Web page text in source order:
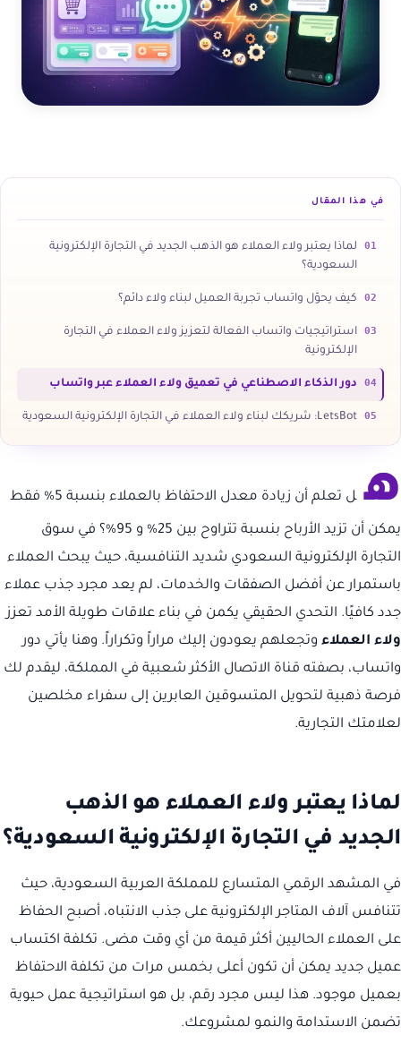
في هذا المقال
01
لماذا يعتبر ولاء العملاء هو الذهب الجديد في التجارة الإلكترونية
السعودية؟
02 كيف يحوّل واتساب تجربة العميل لبناء ولاء دائم؟
03
استراتيجيات واتساب الفعالة لتعزيز ولاء العملاء في التجارة
الإلكترونية
04 دور الذكاء الاصطناعي في تعميق ولاء العملاء عبر واتساب
05 LetsBot: شريكك لبناء ولاء العملاء في التجارة الإلكترونية السعودية
ه ل تعلم أن زيادة معدل الاحتفاظ بالعملاء بنسبة 5% فقط
يمكن أن تزيد الأرباح بنسبة تتراوح بين 25% و 95%؟ في سوق
التجارة الإلكترونية السعودي شديد التنافسية، حيث يبحث العملاء
باستمرار عن أفضل الصفقات والخدمات، لم يعد مجرد جذب عملاء
جدد كافيًا. التحدي الحقيقي يكمن في بناء علاقات طويلة الأمد تعزز
ولاء العملاء وتجعلهم يعودون إليك مراراً وتكراراً. وهنا يأتي دور
واتساب، بصفته قناة الاتصال الأكثر شعبية في المملكة، ليقدم لك
فرصة ذهبية لتحويل المتسوقين العابرين إلى سفراء مخلصين
لعلامتك التجارية.
لماذا يعتبر ولاء العملاء هو الذهب
الجديد في التجارة الإلكترونية السعودية؟
في المشهد الرقمي المتسارع للمملكة العربية السعودية، حيث
تتنافس آلاف المتاجر الإلكترونية على جذب الانتباه، أصبح الحفاظ
على العملاء الحاليين أكثر قيمة من أي وقت مضى. تكلفة اكتساب
عميل جديد يمكن أن تكون أعلى بخمس مرات من تكلفة الاحتفاظ
بعميل موجود. هذا ليس مجرد رقم، بل هو استراتيجية عمل حيوية
تضمن الاستدامة والنمو لمشروعك.